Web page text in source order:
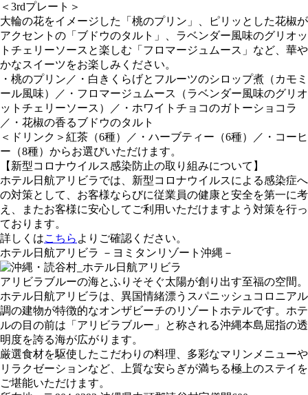
＜3rdプレート＞
大輪の花をイメージした「桃のプリン」、ピリッとした花椒が
アクセントの「ブドウのタルト」、ラベンダー風味のグリオッ
トチェリーソースと楽しむ「フロマージュムース」など、華や
かなスイーツをお楽しみください。
・桃のプリン／・白きくらげとフルーツのシロップ煮（カモミ
ール風味）／・フロマージュムース（ラベンダー風味のグリオ
ットチェリーソース）／・ホワイトチョコのガトーショコラ
／・花椒の香るブドウのタルト
＜ドリンク＞紅茶（6種）／・ハーブティー（6種）／・コーヒ
ー（8種）からお選びいただけます。
【新型コロナウイルス感染防止の取り組みについて】
ホテル日航アリビラでは、新型コロナウイルスによる感染症へ
の対策として、お客様ならびに従業員の健康と安全を第一に考
え、またお客様に安心してご利用いただけますよう対策を行っ
ております。
詳しくはこちら よりご確認ください。
ホテル日航アリビラ －ヨミタンリゾート沖縄－
アリビラブルーの海とふりそそぐ太陽が創り出す至福の空間。
ホテル日航アリビラは、異国情緒漂うスパニッシュコロニアル
調の建物が特徴的なオンザビーチのリゾートホテルです。ホテ
ルの目の前は「アリビラブルー」と称される沖縄本島屈指の透
明度を誇る海が広がります。
厳選食材を駆使したこだわりの料理、多彩なマリンメニューや
リラクゼーションなど、上質な安らぎが満ちる極上のステイを
ご堪能いただけます。